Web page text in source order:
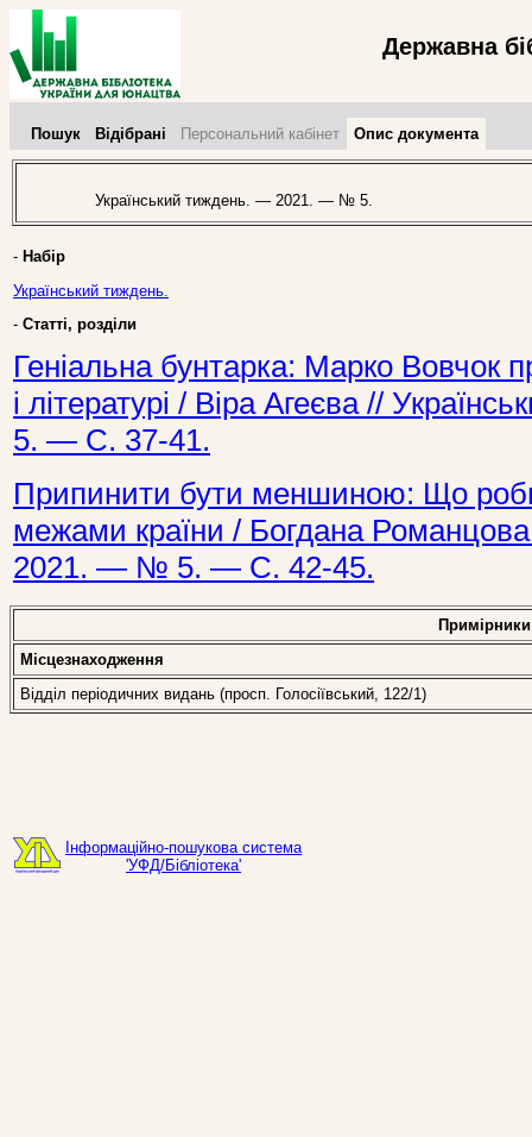
Державна
Пошук Відібрані Персональний кабінет Опис документа
Український тиждень. — 2021. — № 5.
- Набір
Український тиждень.
- Статті, розділи
Геніальна бунтарка: Марко Вовчок
і літературі / Віра Агеєва //
5. — С. 37-41.
Припинити бути меншиною: Що
межами країни / Богдана
2021. — № 5. — С. 42-45.
Примірники
Місцезнаходження
Відділ періодичних видань (просп. Голосіївський, 122/1)
Інформаційно-пошукова система
'УФД/Бібліотека'